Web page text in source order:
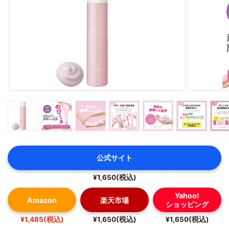
公式サイト
¥1,650(税込)
Amazon
¥1,485(税込)
楽天市場
¥1,650(税込)
Yahoo!
ショッピング
¥1,650(税込)